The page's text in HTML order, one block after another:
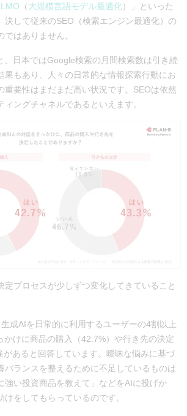
（大規模言語モデル最適化）」といった
決して従来のSEO（検索エンジン最適化）の
はありません。
、日本ではGoogle検索の月間検索数は引き続
果 もあり、人々の日常的な情報探索行動にお
重要性はまだまだ高い状況です。SEOは依然
ィングチャネルであるといえます。
定プロセスが少しずつ変化してきていること
成AIを日常的に利用するユーザーの4割以上
かけに商品の購入（42.7%）や行き先の決定
がある と回答しています。曖昧な悩みに基づ
バランスを整えるために不足しているものは
強い投資商品を教えて」などをAIに投げか
をしてもらっているのです。